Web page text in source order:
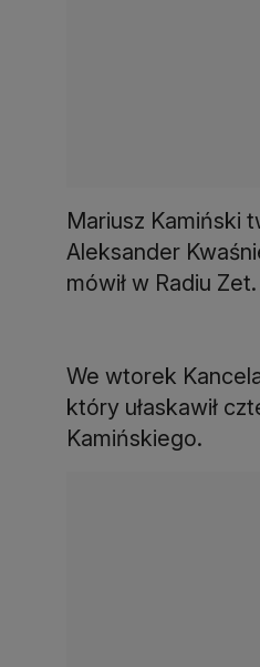
Mariusz Kamiński
Aleksander
mówił w Radiu
We wtorek
który ułaskawił
Kamińskiego.